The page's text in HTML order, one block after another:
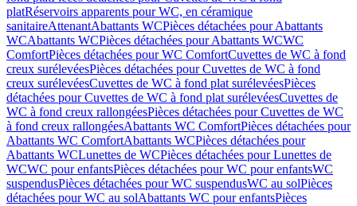
platRéservoirs apparents pour WC, en céramique
sanitaireAttenantAbattants WCPièces détachées pour Abattants
WCAbattants WCPièces détachées pour Abattants WCWC
ComfortPièces détachées pour WC ComfortCuvettes de WC à fond
creux surélevéesPièces détachées pour Cuvettes de WC à fond
creux surélevéesCuvettes de WC à fond plat surélevéesPièces
détachées pour Cuvettes de WC à fond plat surélevéesCuvettes de
WC à fond creux rallongéesPièces détachées pour Cuvettes de WC
à fond creux rallongéesAbattants WC ComfortPièces détachées pour
Abattants WC ComfortAbattants WCPièces détachées pour
Abattants WCLunettes de WCPièces détachées pour Lunettes de
WCWC pour enfantsPièces détachées pour WC pour enfantsWC
suspendusPièces détachées pour WC suspendusWC au solPièces
détachées pour WC au solAbattants WC pour enfantsPièces